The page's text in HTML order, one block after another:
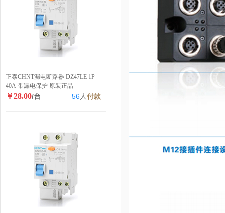
正泰CHNT漏电断路器 DZ47LE 1P
40A 带漏电保护 原装正品
￥28.00/台 56人付款